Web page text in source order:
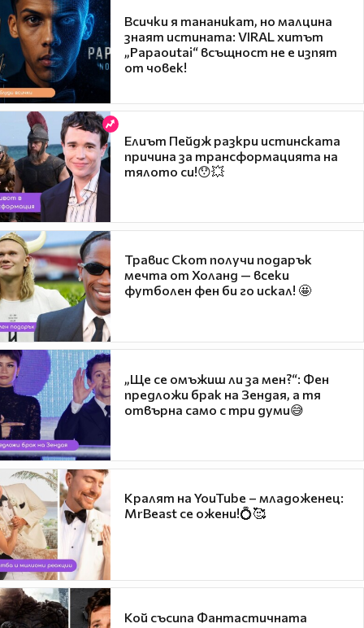
Всички я тананикат, но малцина
знаят истината: VIRAL хитът
„Papaoutai“ всъщност не е изпят
от човек!
Елиът Пейдж разкри истинската
причина за трансформацията на
тялото си!😯💥
Травис Скот получи подарък
мечта от Холанд — всеки
футболен фен би го искал! 🤩
„Ще се омъжиш ли за мен?“: Фен
предложи брак на Зендая, а тя
отвърна само с три думи😅
Кралят на YouTube – младоженец:
MrBeast се ожени!💍🥰
Кой съсипа Фантастичната